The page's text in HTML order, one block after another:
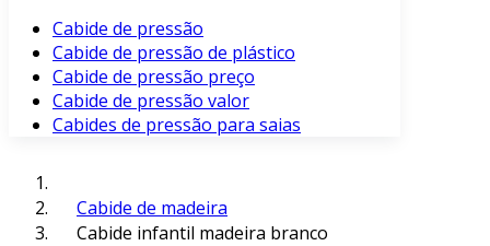
Cabide de pressão
Cabide de pressão de plástico
Cabide de pressão preço
Cabide de pressão valor
Cabides de pressão para saias
Cabide de madeira
Cabide infantil madeira branco